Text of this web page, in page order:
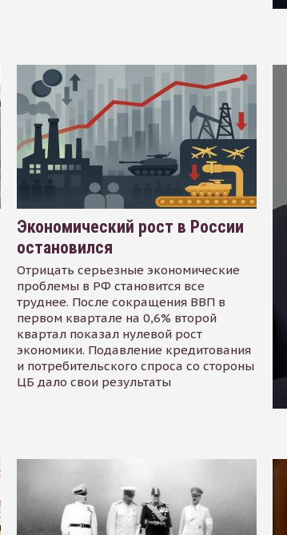
Экономический рост в России
остановился
Отрицать серьезные экономические
проблемы в РФ становится все
труднее. После сокращения ВВП в
первом квартале на 0,6% второй
квартал показал нулевой рост
экономики. Подавление кредитования
и потребительского спроса со стороны
ЦБ дало свои результаты